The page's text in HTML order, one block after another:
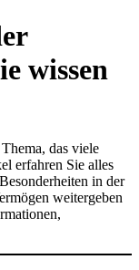
wissen
das viele
erfahren Sie alles
in der
weitergeben